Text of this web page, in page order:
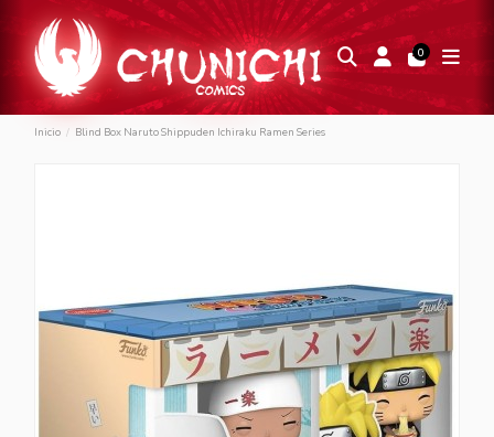
0
Inicio Blind Box Naruto Shippuden Ichiraku Ramen Series